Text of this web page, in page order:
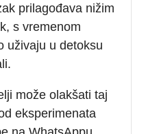
prilagođava nižim
s vremenom
uživaju u detoksu
može olakšati taj
eksperimenata